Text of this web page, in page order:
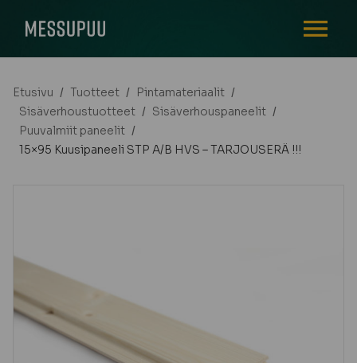
Etusivu / Tuotteet / Pintamateriaalit /
Sisäverhoustuotteet / Sisäverhouspaneelit /
Puuvalmiit paneelit /
15×95 Kuusipaneeli STP A/B HVS – TARJOUSERÄ !!!